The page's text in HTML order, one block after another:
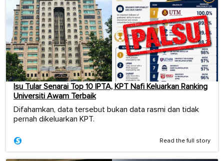
Isu Tular Senarai Top 10 IPTA, KPT Nafi Keluarkan Ranking
Universiti Awam Terbaik
Difahamkan, data tersebut bukan data rasmi dan tidak
pernah dikeluarkan KPT.
Read the full story